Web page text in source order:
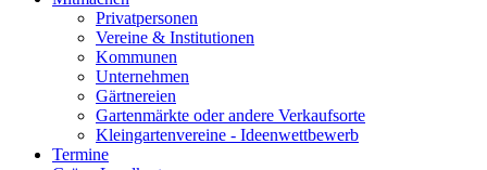
Privatpersonen
Vereine & Institutionen
Kommunen
Unternehmen
Gärtnereien
Gartenmärkte oder andere Verkaufsorte
Kleingartenvereine - Ideenwettbewerb
Termine